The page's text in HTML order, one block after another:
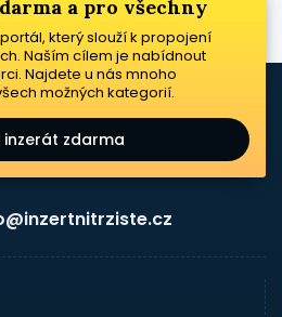
a pro všechny
který slouží k propojení
Naším cílem je nabídnout
Najdete u nás mnoho
možných kategorií.
inzerát zdarma